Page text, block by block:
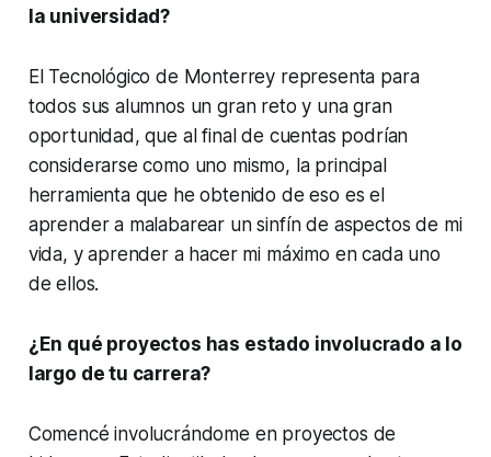
la universidad?
El Tecnológico de Monterrey representa para
todos sus alumnos un gran reto y una gran
oportunidad, que al final de cuentas podrían
considerarse como uno mismo, la principal
herramienta que he obtenido de eso es el
aprender a malabarear un sinfín de aspectos de mi
vida, y aprender a hacer mi máximo en cada uno
de ellos.
¿En qué proyectos has estado involucrado a lo
largo de tu carrera?
Comencé involucrándome en proyectos de